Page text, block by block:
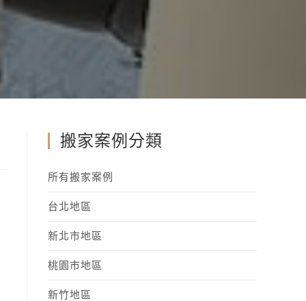
搬家案例分類
所有搬家案例
台北地區
新北市地區
桃園市地區
新竹地區